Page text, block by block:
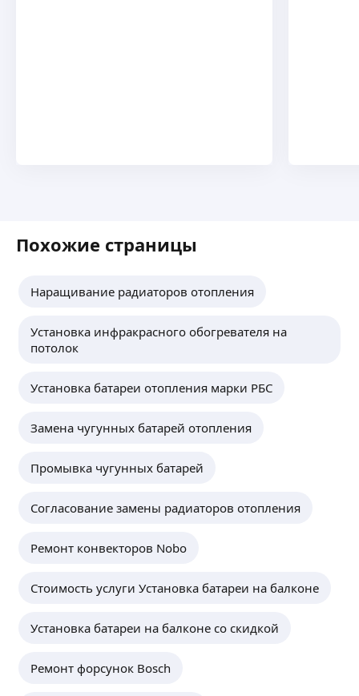
Похожие страницы
Наращивание радиаторов отопления
Установка инфракрасного обогревателя на
потолок
Установка батареи отопления марки РБС
Замена чугунных батарей отопления
Промывка чугунных батарей
Согласование замены радиаторов отопления
Ремонт конвекторов Nobo
Стоимость услуги Установка батареи на балконе
Установка батареи на балконе со скидкой
Ремонт форсунок Bosch